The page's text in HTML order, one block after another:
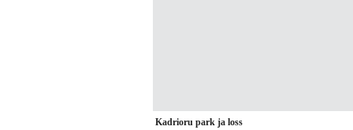
Kadrioru park ja loss